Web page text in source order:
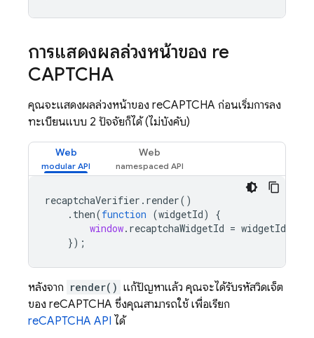
การแสดงผลล่วงหน้าของ re
CAPTCHA
คุณจะแสดงผลล่วงหน้าของ reCAPTCHA ก่อนเริ่มการลง
ทะเบียนแบบ 2 ปัจจัยก็ได้ (ไม่บังคับ)
Web Web
recaptchaVerifier . render()
. then(function (widgetId)
{
window. recaptchaWidgetId = widgetId
});
หลังจาก render() แก้ปัญหาแล้ว คุณจะได้รับรหัสวิดเจ็ต
ของ reCAPTCHA ซึ่งคุณสามารถใช้ เพื่อเรียก
reCAPTCHA API ได้